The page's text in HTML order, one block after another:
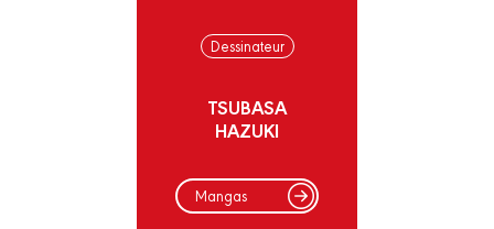
Dessinateur
TSUBASA
HAZUKI
Mangas